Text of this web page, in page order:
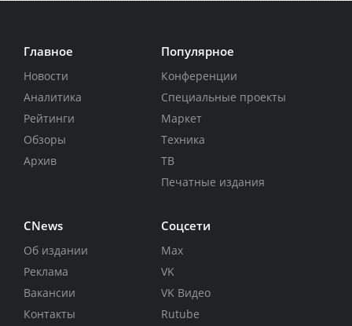
Главное
Новости
Аналитика
Рейтинги
Обзоры
Архив
Популярное
Конференции
Специальные проекты
Маркет
Техника
ТВ
Печатные издания
CNews
Об издании
Реклама
Вакансии
Контакты
Соцсети
Max
VK
VK Видео
Rutube